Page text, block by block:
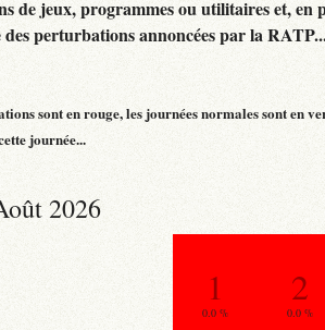
de jeux, programmes ou utilitaires et,
perturbations annoncées par la
sont en rouge, les journées normales sont en
journée...
2026
1
0.0 %
2
0.0 %